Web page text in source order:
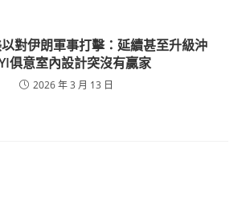
對伊朗軍事打擊：延續甚至升級沖
俱意室內設計突沒有贏家
2026 年 3 月 13 日